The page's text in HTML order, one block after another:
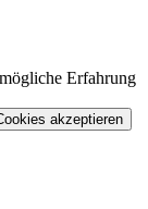
Erfahrung
akzeptieren